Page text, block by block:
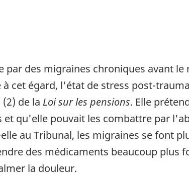
des migraines chroniques avant
cet égard, l'état de stress post-
de la Loi sur les pensions. Elle
qu'elle pouvait les combattre par
au Tribunal, les migraines se font
des médicaments beaucoup plus
la douleur.